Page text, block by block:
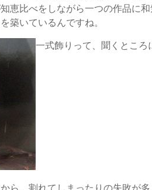
恵比べをしながら一つの作品に
築いているんですね。
一式飾りって、聞くとこ
ら、割れてしまったりの失敗が